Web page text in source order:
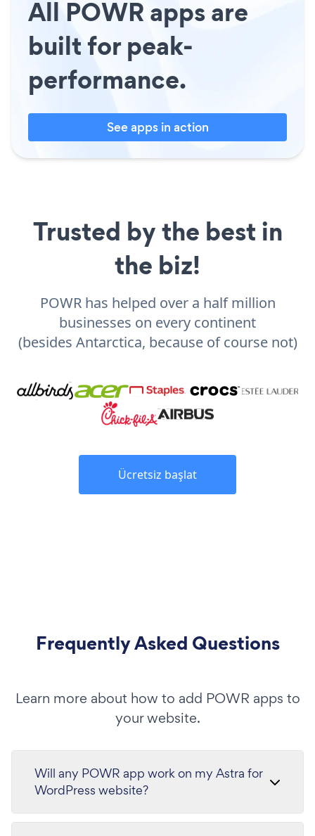
All POWR apps are
built for peak-
performance.
See apps in action
Trusted by the best in
the biz!
POWR has helped over a half million
businesses on every continent
(besides Antarctica, because of course not)
Ücretsiz başlat
Frequently Asked Questions
Learn more about how to add POWR apps to
your website.
Will any POWR app work on my Astra for
WordPress website?